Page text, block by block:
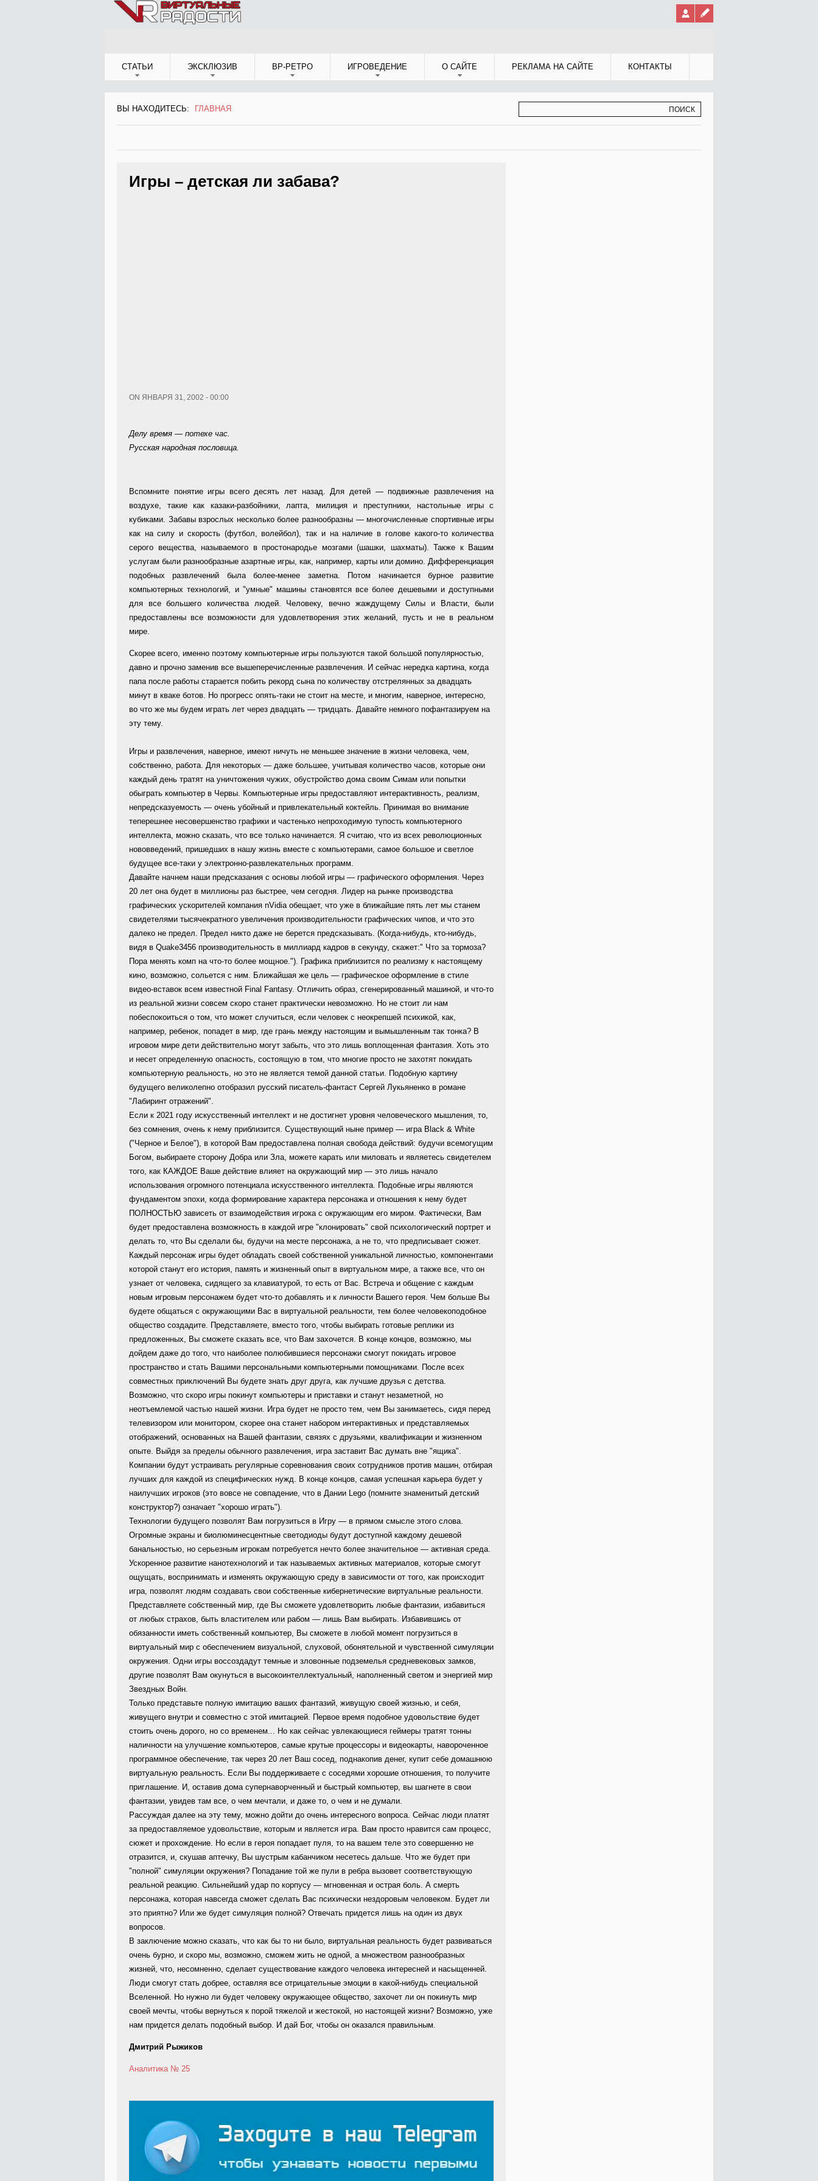
СТАТЬИ ЭКСКЛЮЗИВ ВР-РЕТРО ИГРОВЕДЕНИЕ О САЙТЕ РЕКЛАМА НА САЙТЕ КОНТАКТЫ
ВЫ НАХОДИТЕСЬ:
ВЫ НАХОДИТЕСЬ
ГЛАВНАЯ
Игры – детская ли забава?
ON ЯНВАРЯ 31, 2002 - 00:00
Делу время — потехе час.
Русская народная пословица.
Вспомните понятие игры всего десять лет назад. Для детей — подвижные развлечения на
воздухе, такие как казаки-разбойники, лапта, милиция и преступники, настольные игры с
кубиками. Забавы взрослых несколько более разнообразны — многочисленные спортивные игры
как на силу и скорость (футбол, волейбол), так и на наличие в голове какого-то количества
серого вещества, называемого в простонародье мозгами (шашки, шахматы). Также к Вашим
услугам были разнообразные азартные игры, как, например, карты или домино. Дифференциация
подобных развлечений была более-менее заметна. Потом начинается бурное развитие
компьютерных технологий, и "умные" машины становятся все более дешевыми и доступными
для все большего количества людей. Человеку, вечно жаждущему Силы и Власти, были
предоставлены все возможности для удовлетворения этих желаний, пусть и не в реальном
мире.
Скорее всего, именно поэтому компьютерные игры пользуются такой большой популярностью,
давно и прочно заменив все вышеперечисленные развлечения. И сейчас нередка картина, когда
папа после работы старается побить рекорд сына по количеству отстрелянных за двадцать
минут в кваке ботов. Но прогресс опять-таки не стоит на месте, и многим, наверное, интересно,
во что же мы будем играть лет через двадцать — тридцать. Давайте немного пофантазируем на
эту тему.
Игры и развлечения, наверное, имеют ничуть не меньшее значение в жизни человека, чем,
собственно, работа. Для некоторых — даже большее, учитывая количество часов, которые они
каждый день тратят на уничтожения чужих, обустройство дома своим Симам или попытки
обыграть компьютер в Червы. Компьютерные игры предоставляют интерактивность, реализм,
непредсказуемость — очень убойный и привлекательный коктейль. Принимая во внимание
теперешнее несовершенство графики и частенько непроходимую тупость компьютерного
интеллекта, можно сказать, что все только начинается. Я считаю, что из всех революционных
нововведений, пришедших в нашу жизнь вместе с компьютерами, самое большое и светлое
будущее все-таки у электронно-развлекательных программ.
Давайте начнем наши предсказания с основы любой игры — графического оформления. Через
20 лет она будет в миллионы раз быстрее, чем сегодня. Лидер на рынке производства
графических ускорителей компания nVidia обещает, что уже в ближайшие пять лет мы станем
свидетелями тысячекратного увеличения производительности графических чипов, и что это
далеко не предел. Предел никто даже не берется предсказывать. (Когда-нибудь, кто-нибудь,
видя в Quake3456 производительность в миллиард кадров в секунду, скажет:" Что за тормоза?
Пора менять комп на что-то более мощное."). Графика приблизится по реализму к настоящему
кино, возможно, сольется с ним. Ближайшая же цель — графическое оформление в стиле
видео-вставок всем известной Final Fantasy. Отличить образ, сгенерированный машиной, и что-то
из реальной жизни совсем скоро станет практически невозможно. Но не стоит ли нам
побеспокоиться о том, что может случиться, если человек с неокрепшей психикой, как,
например, ребенок, попадет в мир, где грань между настоящим и вымышленным так тонка? В
игровом мире дети действительно могут забыть, что это лишь воплощенная фантазия. Хоть это
и несет определенную опасность, состоящую в том, что многие просто не захотят покидать
компьютерную реальность, но это не является темой данной статьи. Подобную картину
будущего великолепно отобразил русский писатель-фантаст Сергей Лукьяненко в романе
"Лабиринт отражений".
Если к 2021 году искусственный интеллект и не достигнет уровня человеческого мышления, то,
без сомнения, очень к нему приблизится. Существующий ныне пример — игра Black & White
("Черное и Белое"), в которой Вам предоставлена полная свобода действий: будучи всемогущим
Богом, выбираете сторону Добра или Зла, можете карать или миловать и являетесь свидетелем
того, как КАЖДОЕ Ваше действие влияет на окружающий мир — это лишь начало
использования огромного потенциала искусственного интеллекта. Подобные игры являются
фундаментом эпохи, когда формирование характера персонажа и отношения к нему будет
ПОЛНОСТЬЮ зависеть от взаимодействия игрока с окружающим его миром. Фактически, Вам
будет предоставлена возможность в каждой игре "клонировать" свой психологический портрет и
делать то, что Вы сделали бы, будучи на месте персонажа, а не то, что предписывает сюжет.
Каждый персонаж игры будет обладать своей собственной уникальной личностью, компонентами
которой станут его история, память и жизненный опыт в виртуальном мире, а также все, что он
узнает от человека, сидящего за клавиатурой, то есть от Вас. Встреча и общение с каждым
новым игровым персонажем будет что-то добавлять и к личности Вашего героя. Чем больше Вы
будете общаться с окружающими Вас в виртуальной реальности, тем более человекоподобное
общество создадите. Представляете, вместо того, чтобы выбирать готовые реплики из
предложенных, Вы сможете сказать все, что Вам захочется. В конце концов, возможно, мы
дойдем даже до того, что наиболее полюбившиеся персонажи смогут покидать игровое
пространство и стать Вашими персональными компьютерными помощниками. После всех
совместных приключений Вы будете знать друг друга, как лучшие друзья с детства.
Возможно, что скоро игры покинут компьютеры и приставки и станут незаметной, но
неотъемлемой частью нашей жизни. Игра будет не просто тем, чем Вы занимаетесь, сидя перед
телевизором или монитором, скорее она станет набором интерактивных и представляемых
отображений, основанных на Вашей фантазии, связях с друзьями, квалификации и жизненном
опыте. Выйдя за пределы обычного развлечения, игра заставит Вас думать вне "ящика".
Компании будут устраивать регулярные соревнования своих сотрудников против машин, отбирая
лучших для каждой из специфических нужд. В конце концов, самая успешная карьера будет у
наилучших игроков (это вовсе не совпадение, что в Дании Lego (помните знаменитый детский
конструктор?) означает "хорошо играть").
Технологии будущего позволят Вам погрузиться в Игру — в прямом смысле этого слова.
Огромные экраны и биолюминесцентные светодиоды будут доступной каждому дешевой
банальностью, но серьезным игрокам потребуется нечто более значительное — активная среда.
Ускоренное развитие нанотехнологий и так называемых активных материалов, которые смогут
ощущать, воспринимать и изменять окружающую среду в зависимости от того, как происходит
игра, позволят людям создавать свои собственные кибернетические виртуальные реальности.
Представляете собственный мир, где Вы сможете удовлетворить любые фантазии, избавиться
от любых страхов, быть властителем или рабом — лишь Вам выбирать. Избавившись от
обязанности иметь собственный компьютер, Вы сможете в любой момент погрузиться в
виртуальный мир с обеспечением визуальной, слуховой, обонятельной и чувственной симуляции
окружения. Одни игры воссоздадут темные и зловонные подземелья средневековых замков,
другие позволят Вам окунуться в высокоинтеллектуальный, наполненный светом и энергией мир
Звездных Войн.
Только представьте полную имитацию ваших фантазий, живущую своей жизнью, и себя,
живущего внутри и совместно с этой имитацией. Первое время подобное удовольствие будет
стоить очень дорого, но со временем... Но как сейчас увлекающиеся геймеры тратят тонны
наличности на улучшение компьютеров, самые крутые процессоры и видеокарты, навороченное
программное обеспечение, так через 20 лет Ваш сосед, поднакопив денег, купит себе домашнюю
виртуальную реальность. Если Вы поддерживаете с соседями хорошие отношения, то получите
приглашение. И, оставив дома супернаворченный и быстрый компьютер, вы шагнете в свои
фантазии, увидев там все, о чем мечтали, и даже то, о чем и не думали.
Рассуждая далее на эту тему, можно дойти до очень интересного вопроса. Сейчас люди платят
за предоставляемое удовольствие, которым и является игра. Вам просто нравится сам процесс,
сюжет и прохождение. Но если в героя попадает пуля, то на вашем теле это совершенно не
отразится, и, скушав аптечку, Вы шустрым кабанчиком несетесь дальше. Что же будет при
"полной" симуляции окружения? Попадание той же пули в ребра вызовет соответствующую
реальной реакцию. Сильнейший удар по корпусу — мгновенная и острая боль. А смерть
персонажа, которая навсегда сможет сделать Вас психически нездоровым человеком. Будет ли
это приятно? Или же будет симуляция полной? Отвечать придется лишь на один из двух
вопросов.
В заключение можно сказать, что как бы то ни было, виртуальная реальность будет развиваться
очень бурно, и скоро мы, возможно, сможем жить не одной, а множеством разнообразных
жизней, что, несомненно, сделает существование каждого человека интересней и насыщенней.
Люди смогут стать добрее, оставляя все отрицательные эмоции в какой-нибудь специальной
Вселенной. Но нужно ли будет человеку окружающее общество, захочет ли он покинуть мир
своей мечты, чтобы вернуться к порой тяжелой и жестокой, но настоящей жизни? Возможно, уже
нам придется делать подобный выбор. И дай Бог, чтобы он оказался правильным.
Дмитрий Рыжиков
Аналитика № 25